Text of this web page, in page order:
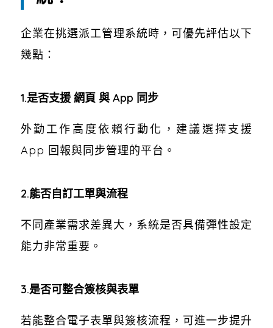
企業在挑選派工管理系統時，可優先評估以下
幾點：
1.是否支援 網頁 與 App 同步
外勤工作高度依賴行動化，建議選擇支援
App 回報與同步管理的平台。
2.能否自訂工單與流程
不同產業需求差異大，系統是否具備彈性設定
能力非常重要。
3.是否可整合簽核與表單
若能整合電子表單與簽核流程，可進一步提升